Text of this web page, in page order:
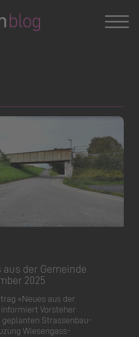
der Gemeinde
2025
«Neues aus der
Vorsteher
geplanten Strassen­bau­
Wiesengass-